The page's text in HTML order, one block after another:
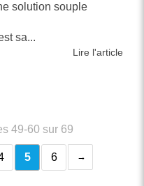
solution souple
sa...
Lire l'article
49-60 sur 69
5 6